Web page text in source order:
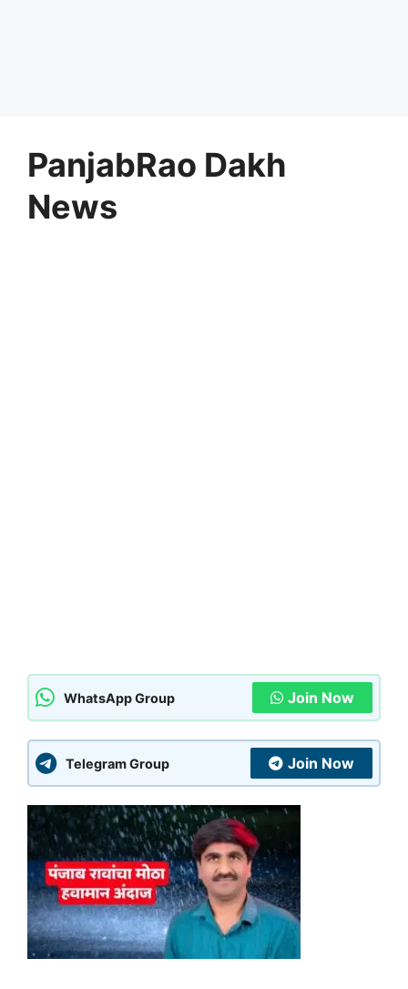
PanjabRao Dakh
News
WhatsApp Group Join Now
Telegram Group Join Now